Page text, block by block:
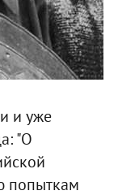
и уже
"О
попыткам